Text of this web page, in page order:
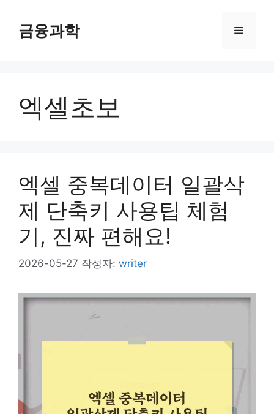
금융과학 메
엑셀초보
엑셀 중복데이터 일괄삭
제 단축키 사용팁 체험
기, 진짜 편해요!
2026-05-27 작성자: writer